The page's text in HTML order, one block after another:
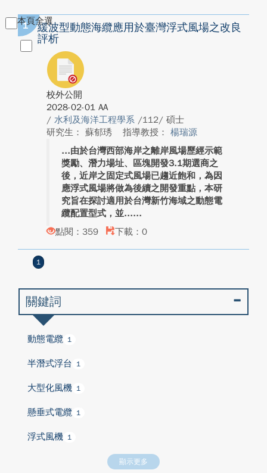
本頁全選
1
緩波型動態海纜應用於臺灣浮式風場之改良
評析
校外公開
2028-02-01 AA
/ 水利及海洋工程學系 /112/ 碩士
研究生： 蘇郁琇
指導教授： 楊瑞源
由於台灣西部海岸之離岸風場歷經示範
獎勵、潛力場址、區塊開發3.1期選商之
後，近岸之固定式風場已趨近飽和，為因
應浮式風場將做為後續之開發重點，本研
究旨在探討適用於台灣新竹海域之動態電
纜配置型式，並...
點閱：359
下載：0
1
關鍵詞
動態電纜 1
半潛式浮台 1
大型化風機 1
懸垂式電纜 1
浮式風機 1
顯示更多